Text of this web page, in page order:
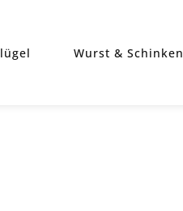
Wurst & Schinken